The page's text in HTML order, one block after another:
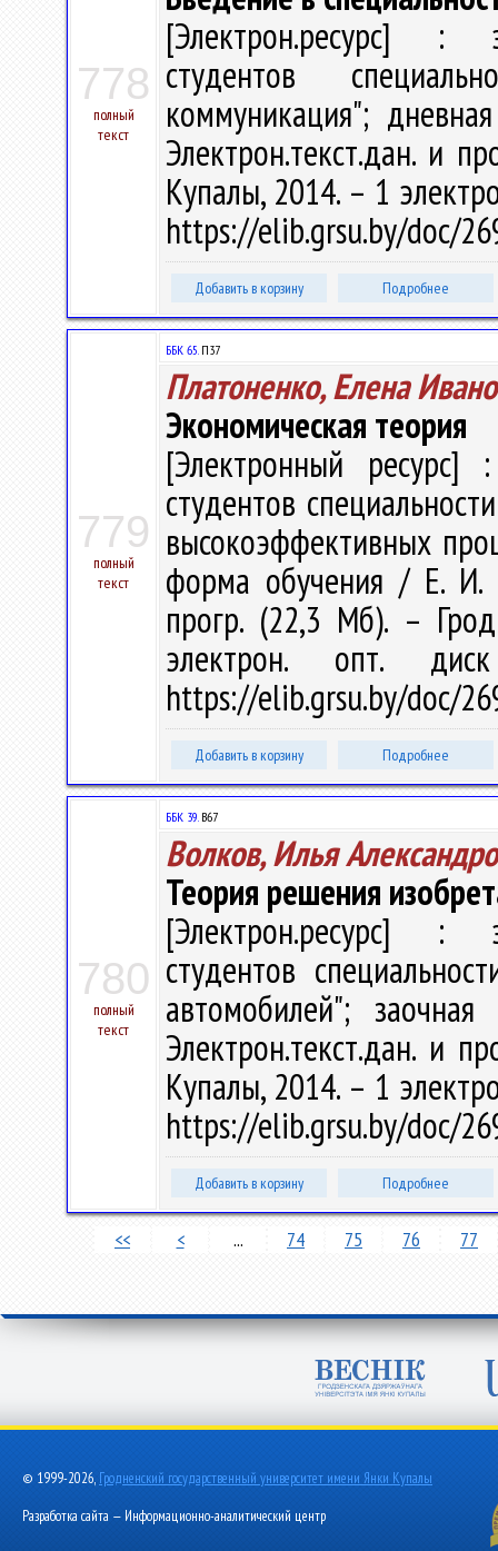
778
полный
текст
[Электрон.ресурс] :
студентов
коммуникация";
Электрон.текст.дан. и
Купалы, 2014. – 1
https://elib.grsu.by/doc/
Добавить в корзину Подробнее
779
полный
текст
ББК 65.П37
Платоненко, Елена
Экономическая теория
[Электронный ресурс]
студентов
высокоэффективных
форма обучения / Е. И.
прогр. (22,3 Мб). –
электрон. опт.
https://elib.grsu.by/doc/
Добавить в корзину Подробнее
780
полный
текст
ББК 39.В67
Волков, Илья
Теория решения
[Электрон.ресурс] :
студентов
автомобилей";
Электрон.текст.дан. и
Купалы, 2014. – 1
https://elib.grsu.by/doc/
Добавить в корзину Подробнее
<< < ... 74 75 76 77
© 1999-2026, Гродненский государственный университет имени Янки Купалы
Разработка сайта — Информационно-аналитический центр